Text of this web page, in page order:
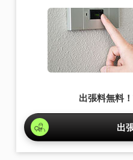
出張料無料
出